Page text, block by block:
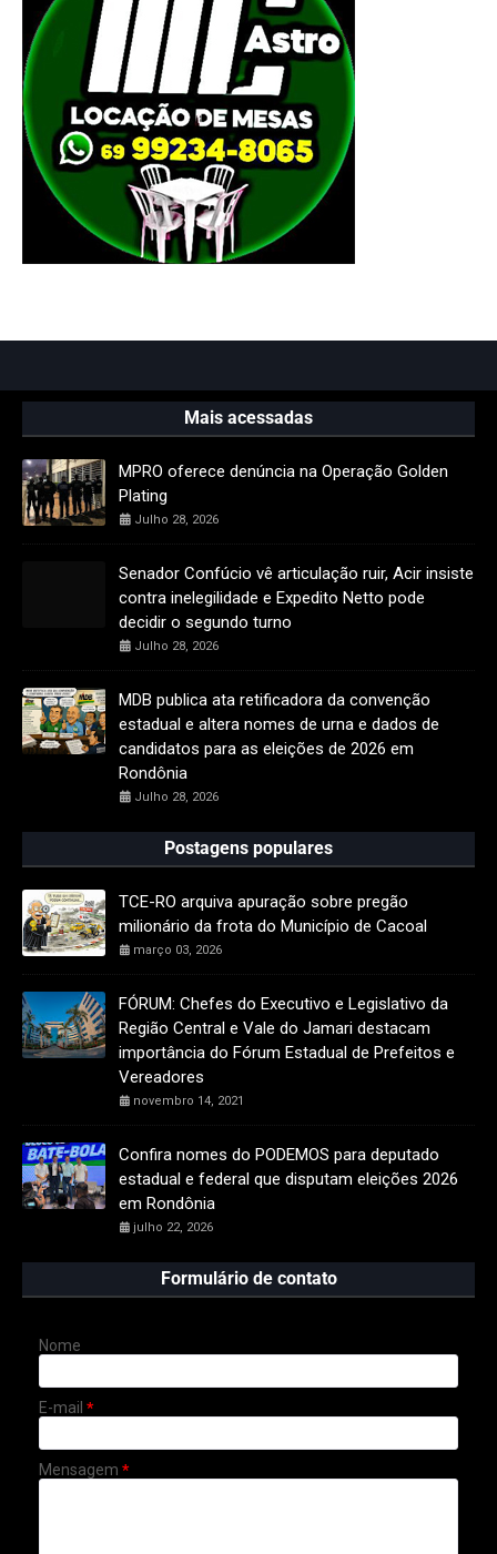
Mais acessadas
MPRO oferece denúncia na Operação Golden
Plating
Julho 28, 2026
Senador Confúcio vê articulação ruir, Acir insiste
contra inelegilidade e Expedito Netto pode
decidir o segundo turno
Julho 28, 2026
MDB publica ata retificadora da convenção
estadual e altera nomes de urna e dados de
candidatos para as eleições de 2026 em
Rondônia
Julho 28, 2026
Postagens populares
TCE-RO arquiva apuração sobre pregão
milionário da frota do Município de Cacoal
março 03, 2026
FÓRUM: Chefes do Executivo e Legislativo da
Região Central e Vale do Jamari destacam
importância do Fórum Estadual de Prefeitos e
Vereadores
novembro 14, 2021
Confira nomes do PODEMOS para deputado
estadual e federal que disputam eleições 2026
em Rondônia
julho 22, 2026
Formulário de contato
Nome
E-mail *
Mensagem *